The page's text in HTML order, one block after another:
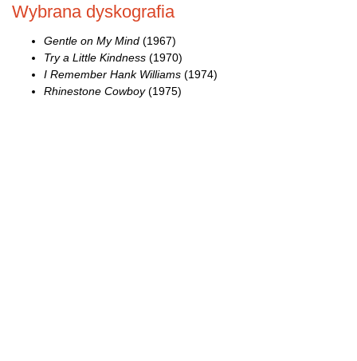
Wybrana dyskografia
Gentle on My Mind (1967)
Try a Little Kindness (1970)
I Remember Hank Williams (1974)
Rhinestone Cowboy(1975)